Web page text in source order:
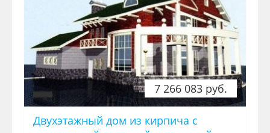
7 266 083 руб.
Двухэтажный дом из кирпича с